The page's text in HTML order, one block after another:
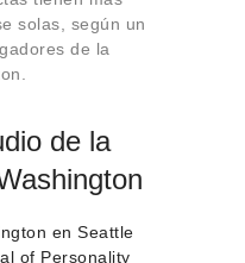
solas, según un
de la
de la
en Seattle
of Personality